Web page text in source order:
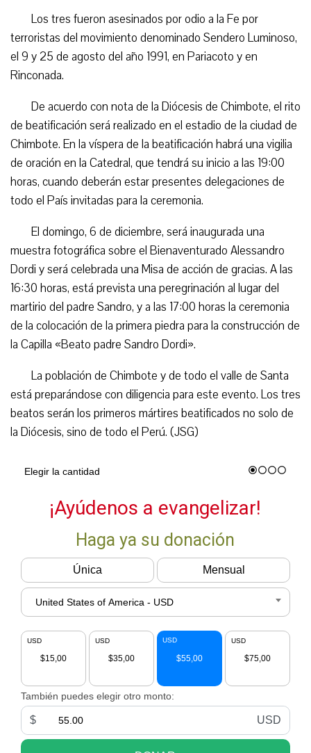
Los tres fueron asesinados por odio a la Fe por
terroristas del movimiento denominado Sendero Luminoso,
el 9 y 25 de agosto del año 1991, en Pariacoto y en
Rinconada.
De acuerdo con nota de la Diócesis de Chimbote, el rito
de beatificación será realizado en el estadio de la ciudad de
Chimbote. En la víspera de la beatificación habrá una vigilia
de oración en la Catedral, que tendrá su inicio a las 19:00
horas, cuando deberán estar presentes delegaciones de
todo el País invitadas para la ceremonia.
El domingo, 6 de diciembre, será inaugurada una
muestra fotográfica sobre el Bienaventurado Alessandro
Dordi y será celebrada una Misa de acción de gracias. A las
16:30 horas, está prevista una peregrinación al lugar del
martirio del padre Sandro, y a las 17:00 horas la ceremonia
de la colocación de la primera piedra para la construcción de
la Capilla «Beato padre Sandro Dordi».
La población de Chimbote y de todo el valle de Santa
está preparándose con diligencia para este evento. Los tres
beatos serán los primeros mártires beatificados no solo de
la Diócesis, sino de todo el Perú. (JSG)